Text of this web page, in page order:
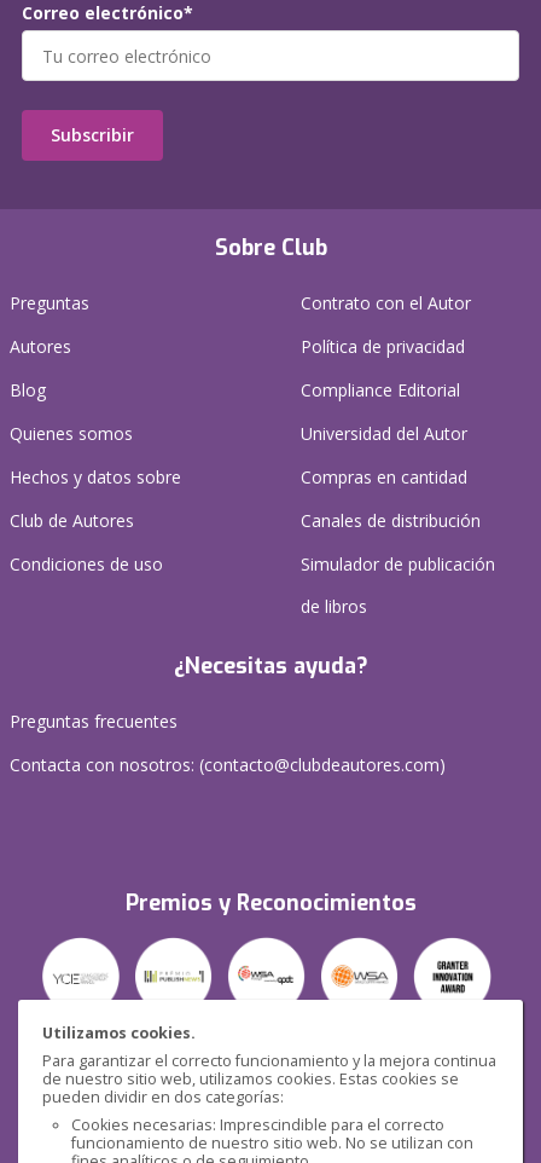
Utilizamos cookies.
Para garantizar el correcto funcionamiento y la mejora continua
de nuestro sitio web, utilizamos cookies. Estas cookies se
pueden dividir en dos categorías:
Cookies necesarias: Imprescindible para el correcto
funcionamiento de nuestro sitio web. No se utilizan con
Sobre Club
Preguntas
Autores
Blog
Quienes somos
Hechos y datos sobre
Club de Autores
Condiciones de uso
Contrato con el Autor
Política de privacidad
Compliance Editorial
Universidad del Autor
Compras en cantidad
Canales de distribución
Simulador de publicación
de libros
¿Necesitas ayuda?
Preguntas frecuentes
Contacta con nosotros: (contacto@clubdeautores.com)
Premios y Reconocimientos
Seguridad
Correo electrónico*
Subscribir